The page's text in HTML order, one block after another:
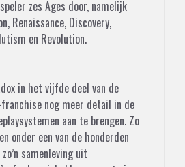
zes Ages door, namelijk
Renaissance, Discovery,
en Revolution.
in het vijfde deel van de
nog meer detail in de
aan te brengen. Zo
onder een van de honderden
samenleving uit